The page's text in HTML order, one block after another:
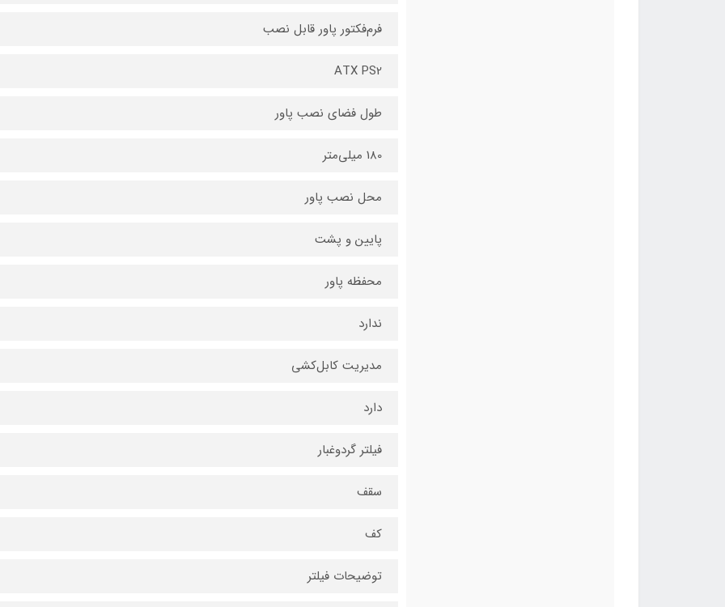
فرم‌فکتور پاور قابل نصب
ATX PS2
طول فضای نصب پاور
180 میلی‌متر
محل نصب پاور
پایین و پشت
محفظه پاور
ندارد
مدیریت کابل‌کشی
دارد
فیلتر گردوغبار
سقف
کف
توضیحات فیلتر